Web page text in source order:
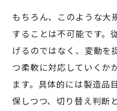
もちろん、このような大
することは不可能です。
げるのではなく、変動を
つ柔軟に対応していくか
ます。具体的には製造品
保しつつ、切り替え判断